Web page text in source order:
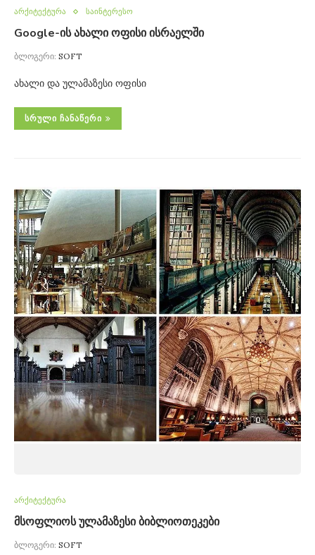
არქიტექტურა საინტერესო
Google-ის ახალი ოფისი ისრაელში
ბლოგერი: SOFT
ახალი და ულამაზესი ოფისი
ᲡᲠᲣᲚᲘ ᲩᲐᲜᲐᲬᲔᲠᲘ
არქიტექტურა
მსოფლიოს ულამაზესი ბიბლიოთეკები
ბლოგერი: SOFT